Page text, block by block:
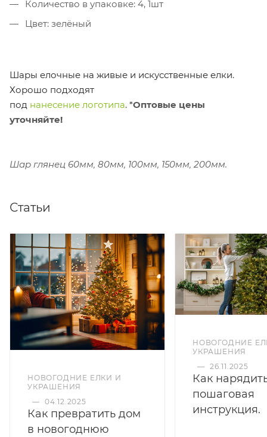
Количество в упаковке: 4, 1шт
Цвет: зелёный
Шары елочные на живые и искусственные елки.
Хорошо подходят
под нанесение логотипа. *Оптовые цены
уточняйте!
Шар глянец 60мм, 80мм, 100мм, 150мм, 200мм.
Статьи
НОВОГОДНИЕ ЕЛКИ И
УКРАШЕНИЯ
— 04.12.2025
Как превратить дом
в новогоднюю
НОВОГОДНИЕ
УКРАШЕНИЯ
— 26.11.2025
Как
пошаговая
инструкция.